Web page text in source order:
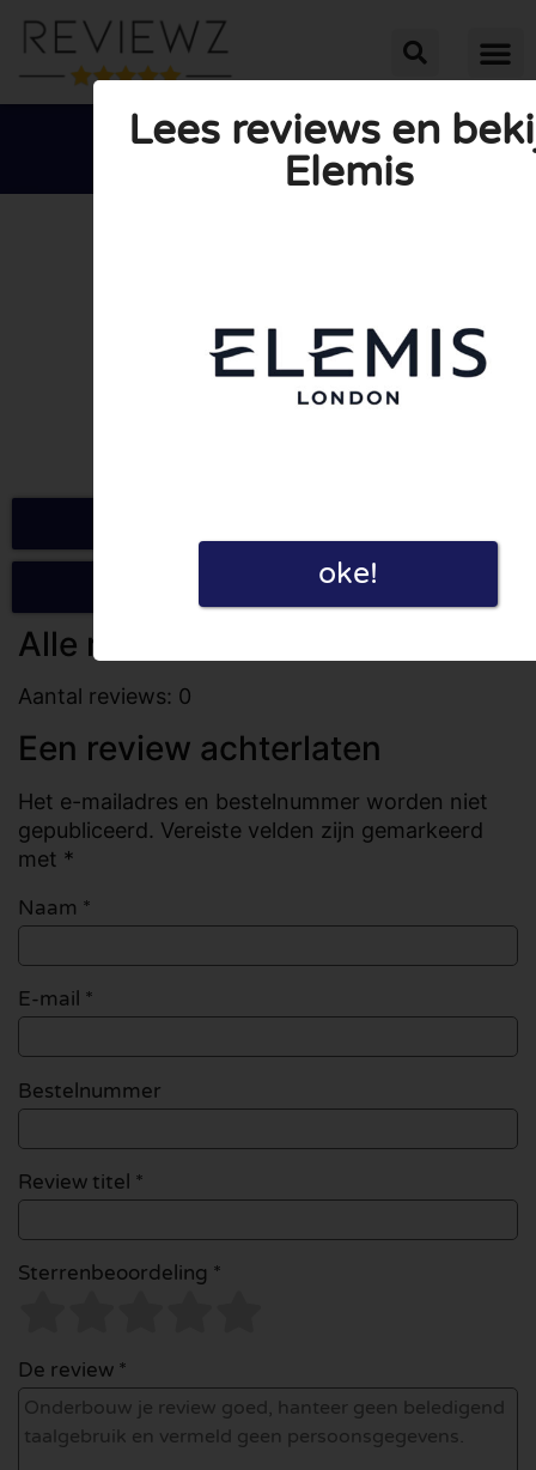

Schrijf een review
Alle reviews
Aantal reviews: 0
Een review achterlaten
Het e-mailadres en bestelnummer worden niet
gepubliceerd. Vereiste velden zijn gemarkeerd
met *
Naam *
E-mail *
Bestelnummer
Review titel *
Sterrenbeoordeling *
De review *
Lees reviews en
Elemis
oke!